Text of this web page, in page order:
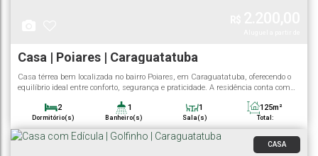
Casa | Poiares | Caraguatatuba
2
Dormitório(s)
1
Banheiro(s)
1
Sala(s) Total:
125m²
Vaga(s) Útil: Terreno:
Casa térrea bem localizada no bairro Poiares, em Caraguatatuba, oferecendo o
equilíbrio ideal entre conforto, segurança e praticidade. A residência conta com
qualidade de vida. Destaques do imóvel: 2 quartos grandes, com excelente
iluminação e ventilação natural Sala espaçosa, ideal para receber a família e...
CASA